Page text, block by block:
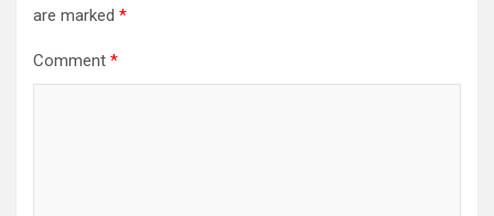
are marked *
Comment *